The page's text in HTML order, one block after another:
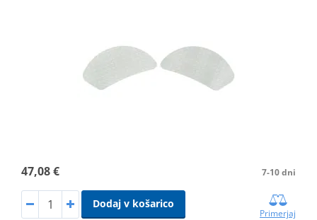
47,08 € 7-10 dni
Dodaj v košarico
Primerjaj